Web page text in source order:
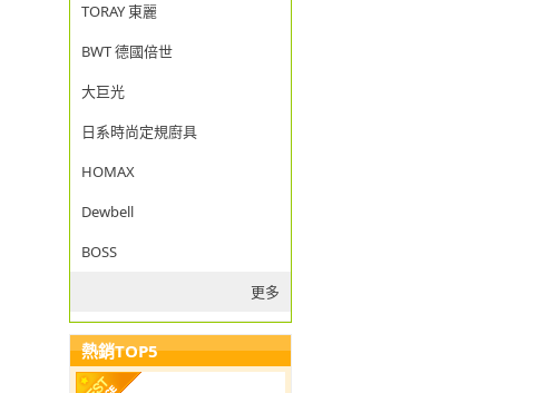
TORAY 東麗
BWT 德國倍世
大巨光
日系時尚定規廚具
HOMAX
Dewbell
BOSS
更多
熱銷TOP5